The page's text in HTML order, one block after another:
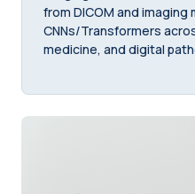
from DICOM and
CNNs/Transformers
medicine, and digital